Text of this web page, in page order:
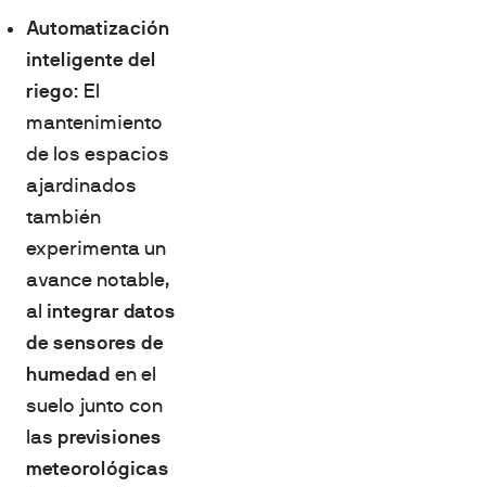
Automatización
inteligente del
riego: El
mantenimiento
de los espacios
ajardinados
también
experimenta un
avance notable,
al integrar datos
de sensores de
humedad en el
suelo junto con
las previsiones
meteorológicas